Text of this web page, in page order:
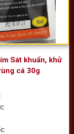
Sát khuẩn, khử
cá 30g